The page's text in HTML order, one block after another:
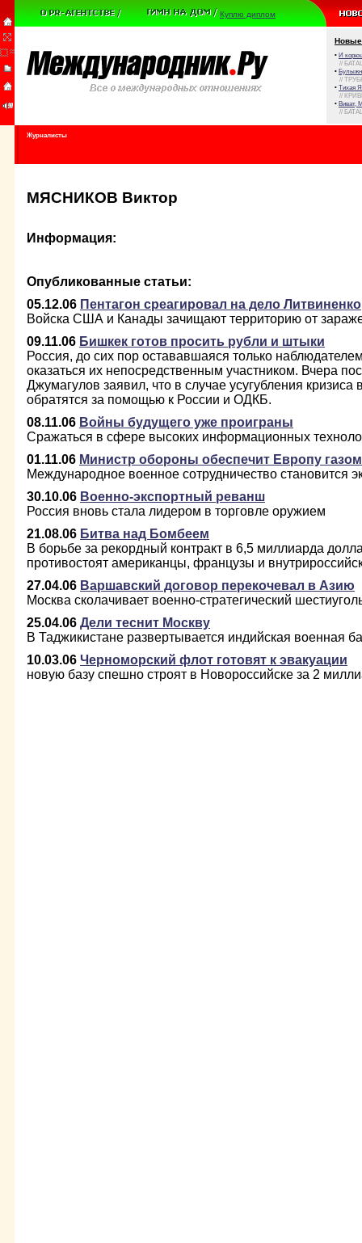
Куплю диплом
Новые
• И
//
•
//
• Тихая
//
• Виват,
//
Журналисты
МЯСНИКОВ Виктор
Информация:
Опубликованные статьи:
05.12.06 Пентагон среагировал на дело Литвиненко
Войска США и Канады зачищают территорию от
09.11.06 Бишкек готов просить рубли и штыки
Россия, до сих пор остававшаяся только
оказаться их непосредственным участником. Вчера
Джумагулов заявил, что в случае усугубления кризиса
обратятся за помощью к России и ОДКБ.
08.11.06 Войны будущего уже проиграны
Сражаться в сфере высоких информационных
01.11.06 Министр обороны обеспечит Европу газом
Международное военное сотрудничество становится
30.10.06 Военно-экспортный реванш
Россия вновь стала лидером в торговле оружием
21.08.06 Битва над Бомбеем
В борьбе за рекордный контракт в 6,5 миллиарда
противостоят американцы, французы и
27.04.06 Варшавский договор перекочевал в Азию
Москва сколачивает военно-стратегический
25.04.06 Дели теснит Москву
В Таджикистане развертывается индийская военная
10.03.06 Черноморский флот готовят к эвакуации
новую базу спешно строят в Новороссийске за 2